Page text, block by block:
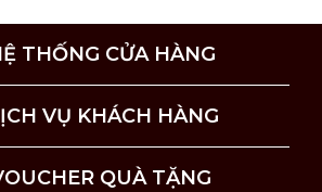
THỐNG CỬA HÀNG
VỤ KHÁCH HÀNG
QUÀ TẶNG